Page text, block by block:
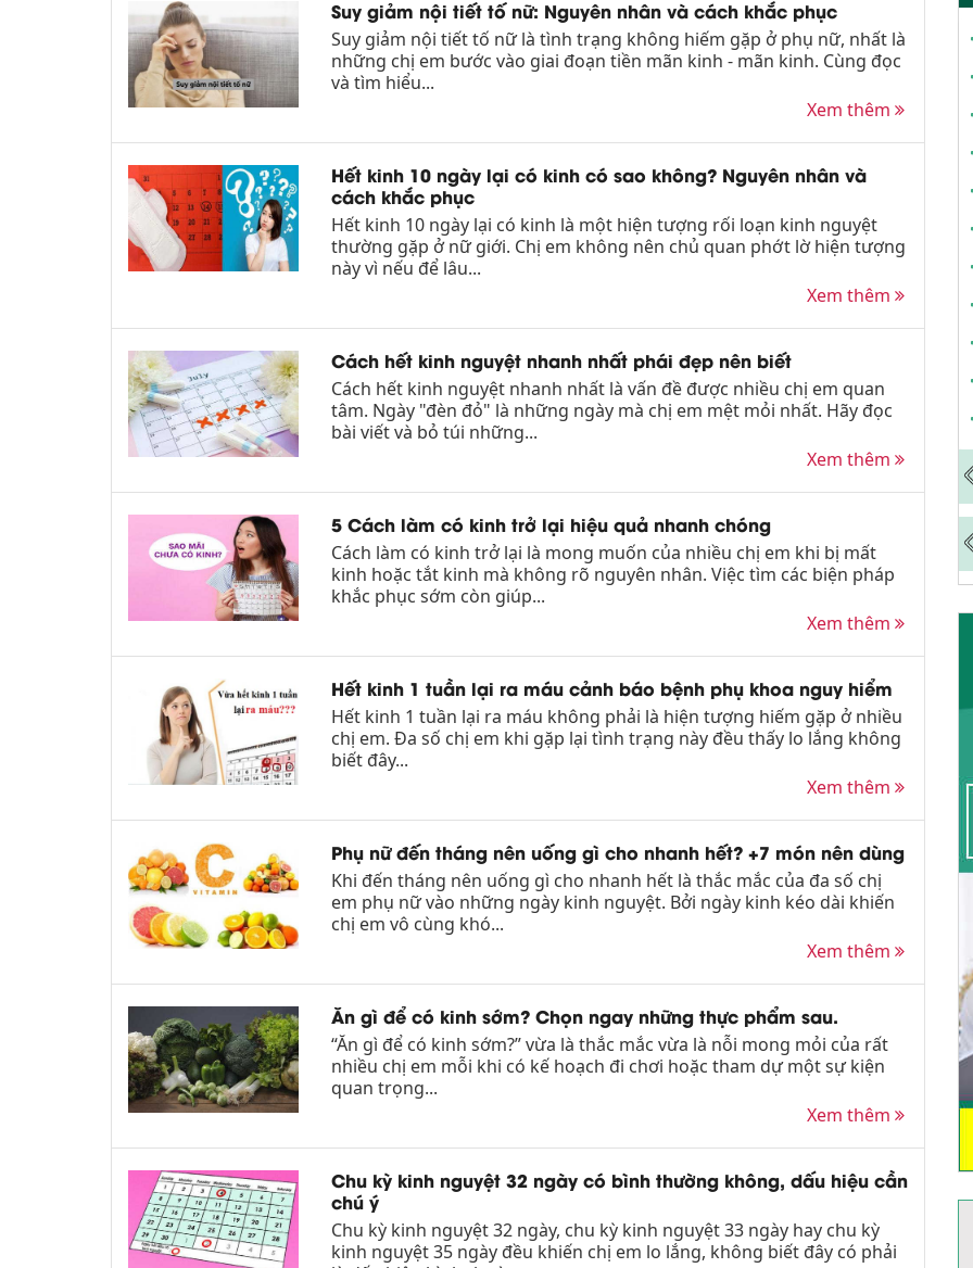
Suy giảm nội tiết tố nữ: Nguyên nhân và cách khắc phục
Suy giảm nội tiết tố nữ là tình trạng không hiếm gặp ở phụ nữ, nhất là
những chị em bước vào giai đoạn tiền mãn kinh - mãn kinh. Cùng đọc
và tìm hiểu...
Xem thêm
Hết kinh 10 ngày lại có kinh có sao không? Nguyên nhân và
cách khắc phục
Hết kinh 10 ngày lại có kinh là một hiện tượng rối loạn kinh nguyệt
thường gặp ở nữ giới. Chị em không nên chủ quan phớt lờ hiện tượng
này vì nếu để lâu...
Xem thêm
Cách hết kinh nguyệt nhanh nhất phái đẹp nên biết
Cách hết kinh nguyệt nhanh nhất là vấn đề được nhiều chị em quan
tâm. Ngày "đèn đỏ" là những ngày mà chị em mệt mỏi nhất. Hãy đọc
bài viết và bỏ túi những...
Xem thêm
5 Cách làm có kinh trở lại hiệu quả nhanh chóng
Cách làm có kinh trở lại là mong muốn của nhiều chị em khi bị mất
kinh hoặc tắt kinh mà không rõ nguyên nhân. Việc tìm các biện pháp
khắc phục sớm còn giúp...
Xem thêm
Hết kinh 1 tuần lại ra máu cảnh báo bệnh phụ khoa nguy hiểm
Hết kinh 1 tuần lại ra máu không phải là hiện tượng hiếm gặp ở nhiều
chị em. Đa số chị em khi gặp lại tình trạng này đều thấy lo lắng không
biết đây...
Xem thêm
Phụ nữ đến tháng nên uống gì cho nhanh hết? +7 món nên dùng
Khi đến tháng nên uống gì cho nhanh hết là thắc mắc của đa số chị
em phụ nữ vào những ngày kinh nguyệt. Bởi ngày kinh kéo dài khiến
chị em vô cùng khó...
Xem thêm
Ăn gì để có kinh sớm? Chọn ngay những thực phẩm sau.
“Ăn gì để có kinh sớm?” vừa là thắc mắc vừa là nỗi mong mỏi của rất
nhiều chị em mỗi khi có kế hoạch đi chơi hoặc tham dự một sự kiện
quan trọng...
Xem thêm
Chu kỳ kinh nguyệt 32 ngày có bình thường không, dấu hiệu cần
chú ý
Chu kỳ kinh nguyệt 32 ngày, chu kỳ kinh nguyệt 33 ngày hay chu kỳ
kinh nguyệt 35 ngày đều khiến chị em lo lắng, không biết đây có phải